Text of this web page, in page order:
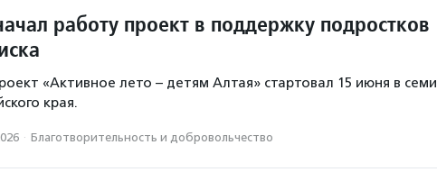
работу проект в поддержку подростков
«Активное лето – детям Алтая» стартовал 15 июня в семи
края.
· Благотвори­тель­ность и доброволь­чест­во